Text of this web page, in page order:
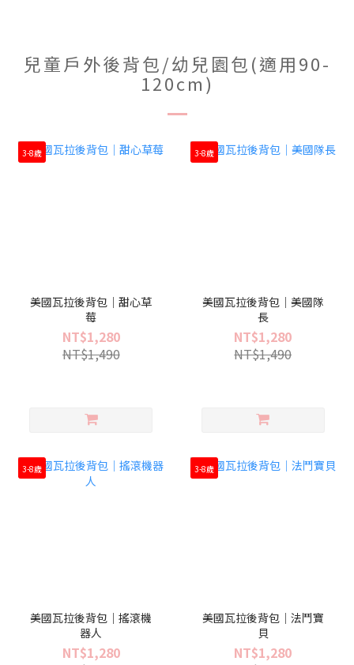
兒童戶外後背包/幼兒園包(適用90-
120cm)
3-8歲
美國瓦拉後背包｜甜心草
莓
NT$1,280
NT$1,490
3-8歲
美國瓦拉後背包｜美國隊
長
NT$1,280
NT$1,490
3-8歲
美國瓦拉後背包｜搖滾機
器人
NT$1,280
3-8歲
美國瓦拉後背包｜法鬥寶
貝
NT$1,280